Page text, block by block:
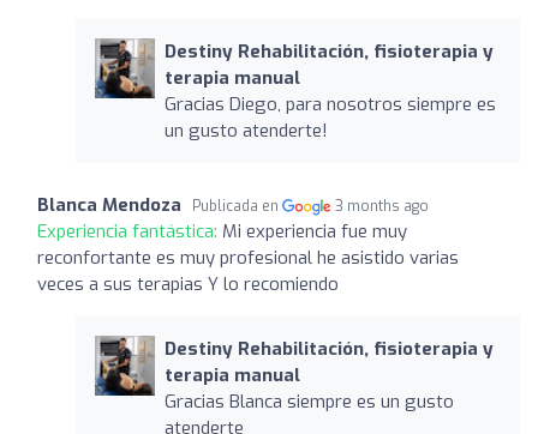
Destiny Rehabilitación, fisioterapia y
terapia manual
Gracias Diego, para nosotros siempre es
un gusto atenderte!
Blanca Mendoza Publicada en 3 months ago
Experiencia fantástica: Mi experiencia fue muy
reconfortante es muy profesional he asistido varias
veces a sus terapias Y lo recomiendo
Destiny Rehabilitación, fisioterapia y
terapia manual
Gracias Blanca siempre es un gusto
atenderte